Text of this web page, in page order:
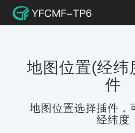
地图位置(经纬
件
地图位置选择插件，
经纬度